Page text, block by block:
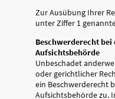
Zur Ausübung Ihrer
unter Ziffer 1
Beschwerderecht bei
Aufsichtsbehörde
Unbeschadet
oder gerichtlicher
ein Beschwerderecht
Aufsichtsbehörde zu.